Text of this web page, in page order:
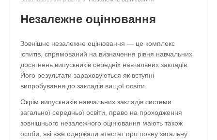
Незалежне оцінювання
Зовнішнє незалежне оцінювання — це комплекс
іспитів, спрямований на визначення рівня навчальних
досягнень випускників середніх навчальних закладів.
Його результати зараховуються як вступні
випробування до закладів вищої освіти.
Окрім випускників навчальних закладів системи
загальної середньої освіти, право на проходження
зовнішнього незалежного оцінювання мають також
особи, які вже одержали атестат про повну загальну